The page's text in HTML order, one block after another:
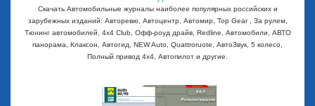
Скачать Автомобильные журналы наиболее популярных российских и
зарубежных изданий: Авторевю, Автоцентр, Автомир, Top Gear , За рулем,
Тюнинг автомобилей, 4x4 Club, Офф-роуд драйв, Redline, Автомобили, АВТО
панорама, Клаксон, Автогид, NEW Auto, Quattroruote, АвтоЗвук, 5 колесо,
Полный привод 4х4, Автопилот и другие.